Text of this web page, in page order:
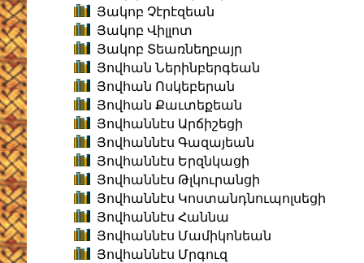
Յակոբ Չէրէզեան
Յակոբ Վիլլոտ
Յակոբ Տեառնեղբայր
Յովհան Ներինբերգեան
Յովհան Ոսկեբերան
Յովհան Քաւտեքեան
Յովհաննէս Արճիշեցի
Յովհաննէս Գազայեան
Յովհաննէս Երզնկացի
Յովհաննէս Թլկուրանցի
Յովհաննէս Կոստանդնուպոլսեցի
Յովհաննէս Հաննա
Յովհաննէս Մամիկոնեան
Յովհաննէս Մրգուզ